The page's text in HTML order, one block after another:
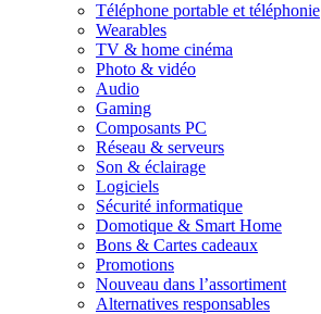
Téléphone portable et téléphonie
Wearables
TV & home cinéma
Photo & vidéo
Audio
Gaming
Composants PC
Réseau & serveurs
Son & éclairage
Logiciels
Sécurité informatique
Domotique & Smart Home
Bons & Cartes cadeaux
Promotions
Nouveau dans l’assortiment
Alternatives responsables